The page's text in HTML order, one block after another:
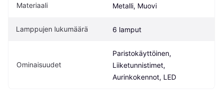
Materiaali Metalli, Muovi
Lamppujen lukumäärä 6 lamput
Ominaisuudet
Paristokäyttöinen,
Liiketunnistimet,
Aurinkokennot, LED